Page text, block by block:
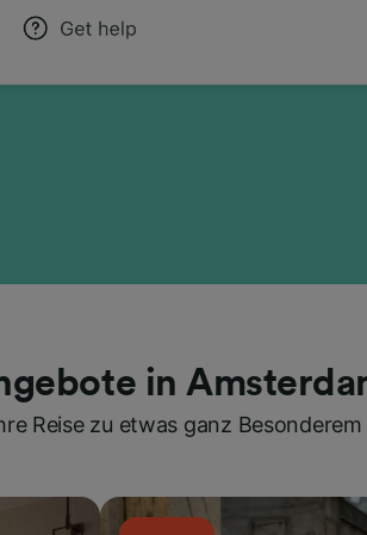
in
Reise zu etwas ganz Besonderem